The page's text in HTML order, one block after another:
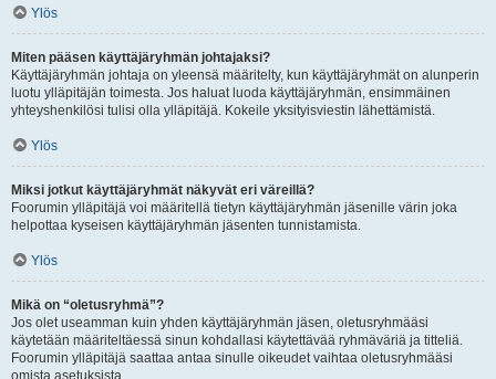
Ylös
Miten pääsen käyttäjäryhmän johtajaksi?
Käyttäjäryhmän johtaja on yleensä määritelty, kun käyttäjäryhmät on alunperin
luotu ylläpitäjän toimesta. Jos haluat luoda käyttäjäryhmän, ensimmäinen
yhteyshenkilösi tulisi olla ylläpitäjä. Kokeile yksityisviestin lähettämistä.
Ylös
Miksi jotkut käyttäjäryhmät näkyvät eri väreillä?
Foorumin ylläpitäjä voi määritellä tietyn käyttäjäryhmän jäsenille värin joka
helpottaa kyseisen käyttäjäryhmän jäsenten tunnistamista.
Ylös
Mikä on “oletusryhmä”?
Jos olet useamman kuin yhden käyttäjäryhmän jäsen, oletusryhmääsi
käytetään määriteltäessä sinun kohdallasi käytettävää ryhmäväriä ja titteliä.
Foorumin ylläpitäjä saattaa antaa sinulle oikeudet vaihtaa oletusryhmääsi
omista asetuksista.